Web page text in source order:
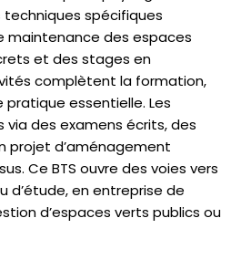
techniques spécifiques
maintenance des espaces
et des stages en
complètent la formation,
essentielle. Les
des examens écrits, des
projet d’aménagement
Ce BTS ouvre des voies vers
d’étude, en entreprise de
d’espaces verts publics ou